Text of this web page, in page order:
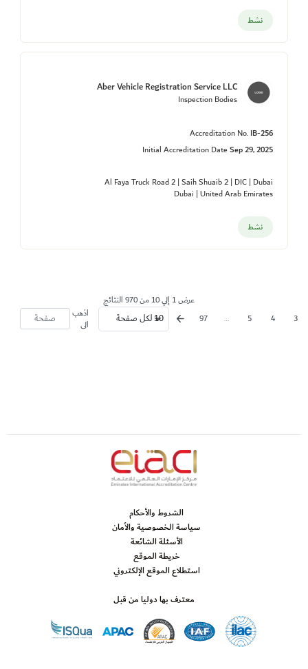
نشط
Aber Vehicle Registration Service LLC
Inspection Bodies
Accreditation No. IB-256
Initial Accreditation DateSep 29, 2025
Al Faya Truck Road 2 | Saih Shuaib 2 | DIC | Dubai
Dubai | United Arab Emirates
نشط
عرض 1 إلي 10 من 970 النتائج
3
4
5
…
97
اذهب
الى
الشروط والأحكام
سياسة الخصوصية والأمان
الأسئلة الشائعة
خريطة الموقع
استطلاع الموقع الإلكتروني
معترف بها دوليا من قبل